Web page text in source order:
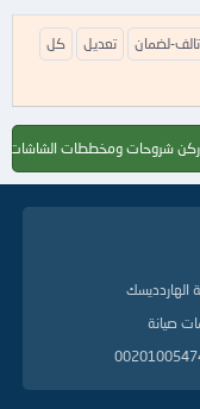
تالف-لضمان تعديل
كل
ركن شروحات ومخططات الشاشات
الهاردديسك
صيانة